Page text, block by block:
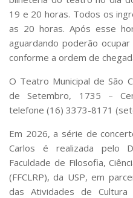
19 e 20 horas. Todos os
as 20 horas. Após esse
aguardando poderão
conforme a ordem de
O Teatro Municipal de São
de Setembro, 1735 –
telefone (16) 3373-8171
Em 2026, a série de
Carlos é realizada pelo
Faculdade de Filosofia,
(FFCLRP), da USP, em
das Atividades de